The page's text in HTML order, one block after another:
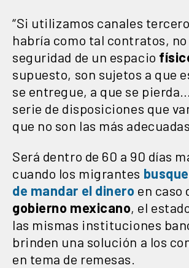
“Si utilizamos canales
habría como tal contratos,
seguridad de un espacio
supuesto, son sujetos a que
se entregue, a que se
serie de disposiciones que
que no son las más
Será dentro de 60 a 90 días
cuando los migrantes
de mandar el dinero en caso
gobierno mexicano, el
las mismas instituciones
brinden una solución a los
en tema de remesas.